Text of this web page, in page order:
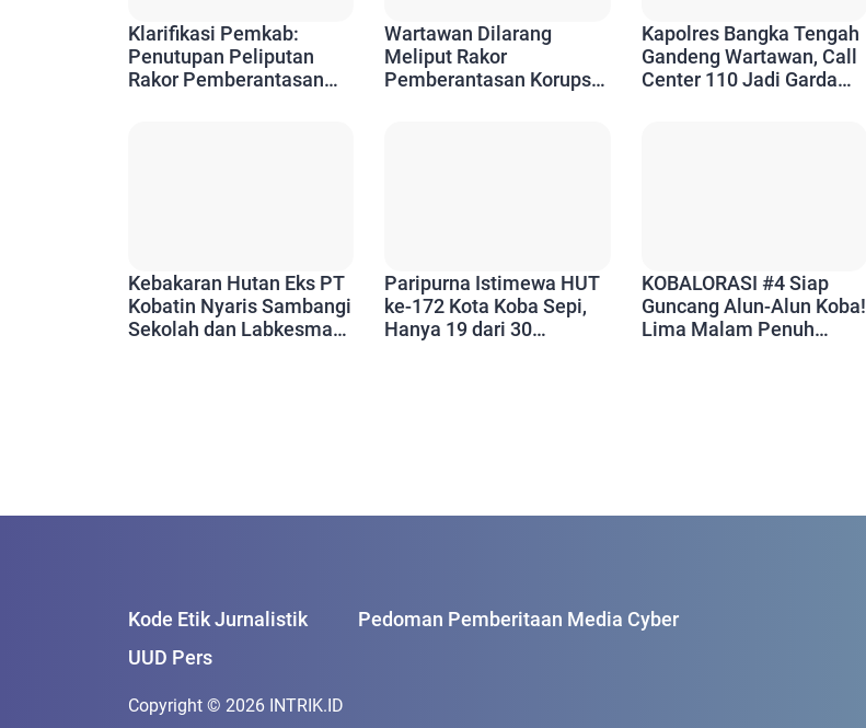
Klarifikasi Pemkab:
Penutupan Peliputan
Rakor Pemberantasan
Wartawan Dilarang
Meliput Rakor
Pemberantasan Korupsi
Kapolres Bangka Tengah
Gandeng Wartawan, Call
Center 110 Jadi Garda
Kebakaran Hutan Eks PT
Kobatin Nyaris Sambangi
Sekolah dan Labkesmas,
Paripurna Istimewa HUT
ke-172 Kota Koba Sepi,
Hanya 19 dari 30
KOBALORASI #4 Siap
Guncang Alun-Alun Koba!
Lima Malam Penuh
Kode Etik Jurnalistik
Pedoman Pemberitaan Media Cyber
UUD Pers
Copyright © 2026 INTRIK.ID